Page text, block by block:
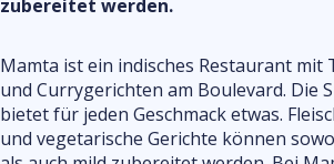
zubereitet werden.
Mamta ist ein indisches Restaurant mit
und Currygerichten am Boulevard. Die
bietet für jeden Geschmack etwas.
und vegetarische Gerichte können